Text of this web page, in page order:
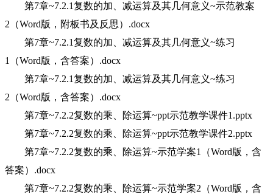
第7章~7.2.1复数的加、减运算及其几何意义~示范教案
2（Word版，附板书及反思）.docx
第7章~7.2.1复数的加、减运算及其几何意义~练习
1（Word版，含答案）.docx
第7章~7.2.1复数的加、减运算及其几何意义~练习
2（Word版，含答案）.docx
第7章~7.2.2复数的乘、除运算~ppt示范教学课件1.pptx
第7章~7.2.2复数的乘、除运算~ppt示范教学课件2.pptx
第7章~7.2.2复数的乘、除运算~示范学案1（Word版，含
答案）.docx
第7章~7.2.2复数的乘、除运算~示范学案2（Word版，含